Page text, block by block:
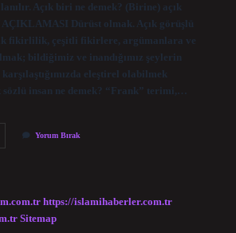
Açık biri ne demek? (Birine) açık
Dürüst olmak. Açık görüşlü
fikirlilik, çeşitli fikirlere, argümanlara ve
bildiğimiz ve inandığımız şeylerin
eleştirel olabilmek
sözlü insan ne demek? “Frank” terimi,…
Yorum Bırak
https://islamihaberler.com.tr
Sitemap